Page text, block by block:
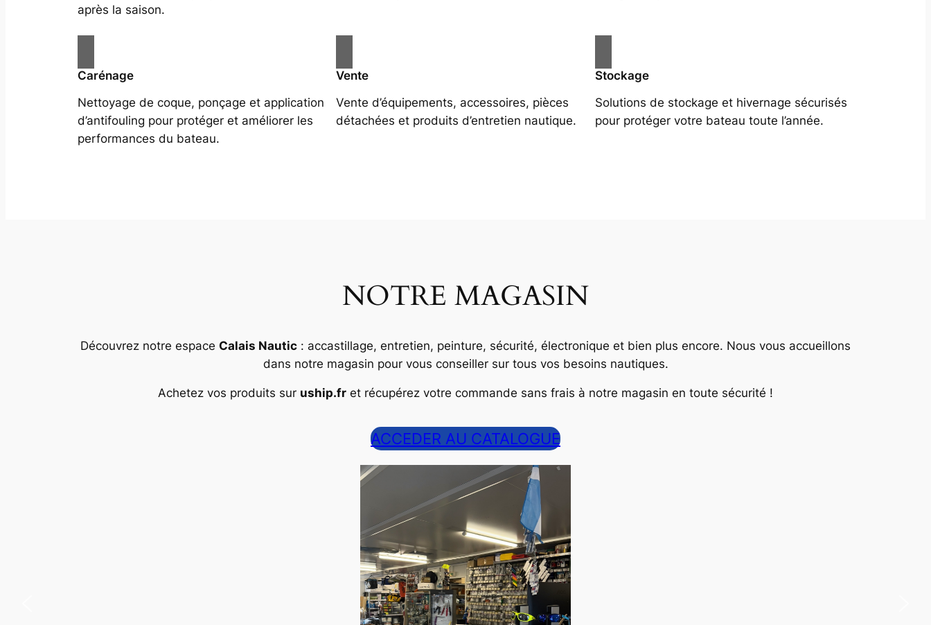
après la saison.
Carénage
Nettoyage de coque, ponçage et application
d’antifouling pour protéger et améliorer les
performances du bateau.
Vente
Vente d’équipements, accessoires, pièces
détachées et produits d’entretien nautique.
Stockage
Solutions de stockage et hivernage sécurisés
pour protéger votre bateau toute l’année.
NOTRE MAGASIN
Découvrez notre espace Calais Nautic : accastillage, entretien, peinture, sécurité, électronique et bien plus encore. Nous vous accueillons
dans notre magasin pour vous conseiller sur tous vos besoins nautiques.
Achetez vos produits sur uship.fr et récupérez votre commande sans frais à notre magasin en toute sécurité !
ACCEDER AU CATALOGUE